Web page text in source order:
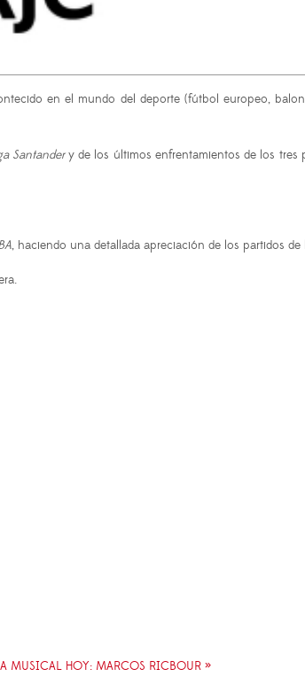
en el mundo del deporte (fútbol europeo,
Santandery de los últimos enfrentamientos de los tres
, haciendo una detallada apreciación de los partidos de
MUSICAL HOY: MARCOS RICBOUR »